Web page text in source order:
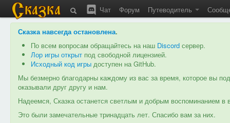
Чат Форум Путеводитель
Сказка навсегда остановлена.
По всем вопросам обращайтесь на наш Discord сервер.
Лор игры открыт под свободной лицензией.
Исходный код игры доступен на GitHub.
Мы безмерно благодарны каждому из вас за время, которое вы
оказывали друг другу и нам.
Надеемся, Сказка останется светлым и добрым воспоминанием
Это были замечательные тринадцать лет. Спасибо вам за них.